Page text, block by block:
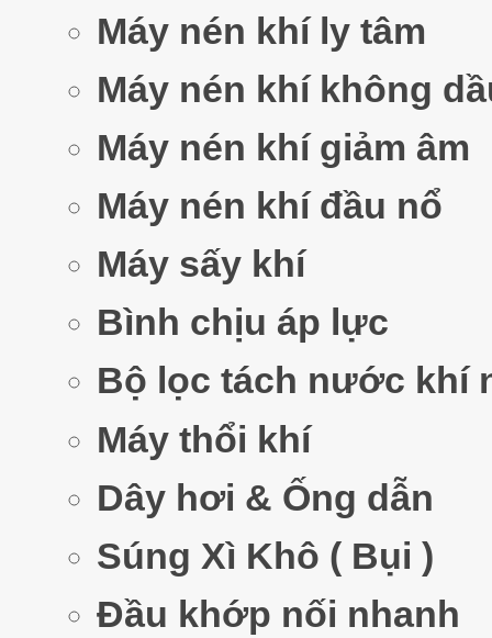
Máy nén khí ly tâm
Máy nén khí không
Máy nén khí giảm âm
Máy nén khí đầu nổ
Máy sấy khí
Bình chịu áp lực
Bộ lọc tách nước khí
Máy thổi khí
Dây hơi & Ống dẫn
Súng Xì Khô ( Bụi )
Đầu khớp nối nhanh